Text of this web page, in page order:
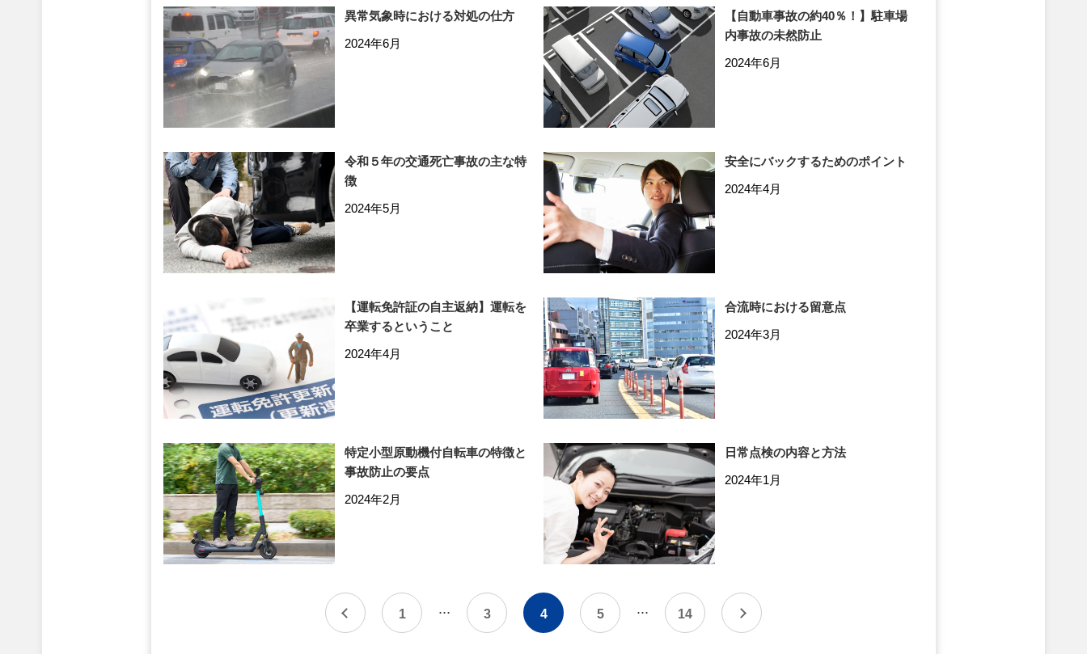
異常気象時における対処の仕方
2024年6月
【自動車事故の約40％！】駐車場
内事故の未然防止
2024年6月
令和５年の交通死亡事故の主な特
徴
2024年5月
安全にバックするためのポイント
2024年4月
【運転免許証の自主返納】運転を
卒業するということ
2024年4月
合流時における留意点
2024年3月
特定小型原動機付自転車の特徴と
事故防止の要点
2024年2月
日常点検の内容と方法
2024年1月
1 ... 3 4 5 ... 14